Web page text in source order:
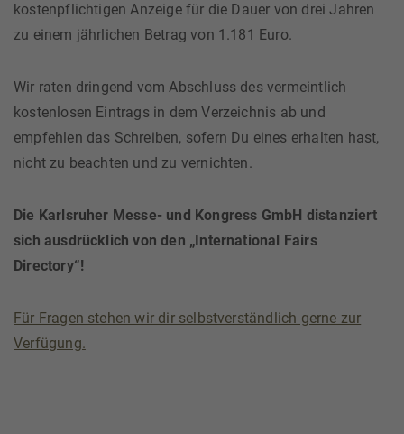
kostenpflichtigen Anzeige für die Dauer von drei Jahren
zu einem jährlichen Betrag von 1.181 Euro.
Wir raten dringend vom Abschluss des vermeintlich
kostenlosen Eintrags in dem Verzeichnis ab und
empfehlen das Schreiben, sofern Du eines erhalten hast,
nicht zu beachten und zu vernichten.
Die Karlsruher Messe- und Kongress GmbH distanziert
sich ausdrücklich von den „International Fairs
Directory“!
Für Fragen stehen wir dir selbstverständlich gerne zur
Verfügung.